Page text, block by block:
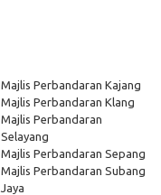
Majlis Perbandaran Kajang
Majlis Perbandaran Klang
Majlis Perbandaran
Selayang
Majlis Perbandaran Sepang
Majlis Perbandaran Subang
Jaya